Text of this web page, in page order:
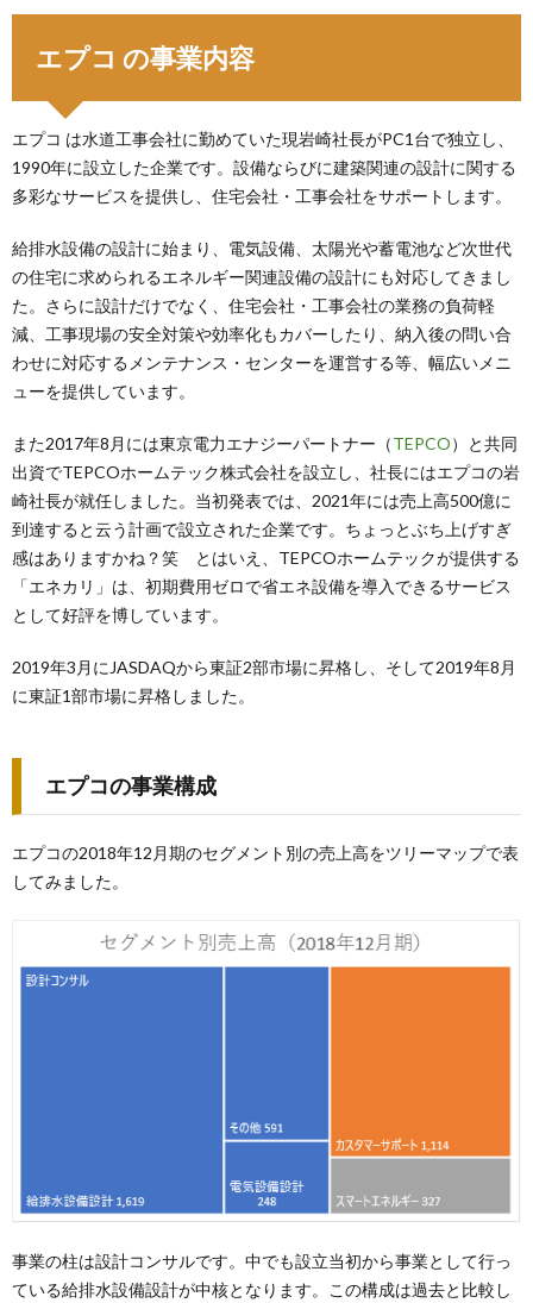
エプコ の事業内容
エプコ は水道工事会社に勤めていた現岩崎社長がPC1台で独立し、
1990年に設立した企業です。設備ならびに建築関連の設計に関する
多彩なサービスを提供し、住宅会社・工事会社をサポートします。
給排水設備の設計に始まり、電気設備、太陽光や蓄電池など次世代
の住宅に求められるエネルギー関連設備の設計にも対応してきまし
た。さらに設計だけでなく、住宅会社・工事会社の業務の負荷軽
減、工事現場の安全対策や効率化もカバーしたり、納入後の問い合
わせに対応するメンテナンス・センターを運営する等、幅広いメニ
ューを提供しています。
また2017年8月には東京電力エナジーパートナー（TEPCO）と共同
出資でTEPCOホームテック株式会社を設立し、社長にはエプコの岩
崎社長が就任しました。当初発表では、2021年には売上高500億に
到達すると云う計画で設立された企業です。ちょっとぶち上げすぎ
感はありますかね？笑 とはいえ、TEPCOホームテックが提供する
「エネカリ」は、初期費用ゼロで省エネ設備を導入できるサービス
として好評を博しています。
2019年3月にJASDAQから東証2部市場に昇格し、そして2019年8月
に東証1部市場に昇格しました。
エプコの事業構成
エプコの2018年12月期のセグメント別の売上高をツリーマップで表
してみました。
事業の柱は設計コンサルです。中でも設立当初から事業として行っ
ている給排水設備設計が中核となります。この構成は過去と比較し